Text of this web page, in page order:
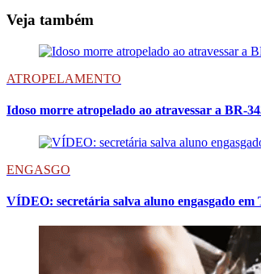
Veja também
ATROPELAMENTO
Idoso morre atropelado ao atravessar a BR-
ENGASGO
VÍDEO: secretária salva aluno engasgado em